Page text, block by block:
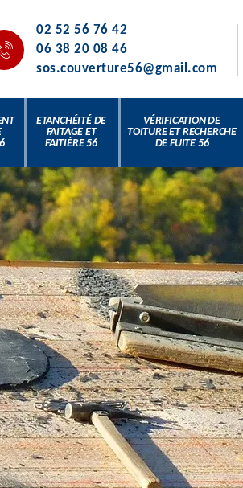
02 52 56 76 42
06 38 20 08 46
sos.couverture56@gmail.com
ETANCHÉITÉ DE
FAITAGE ET
FAITIÈRE 56
VÉRIFICATION DE
TOITURE ET RECHERCHE
DE FUITE 56